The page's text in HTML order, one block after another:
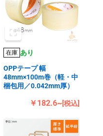
在庫 あり
OPPテープ 幅
48mm×100m巻（軽・中
梱包用／0.042mm厚）
￥182.6~[税込]